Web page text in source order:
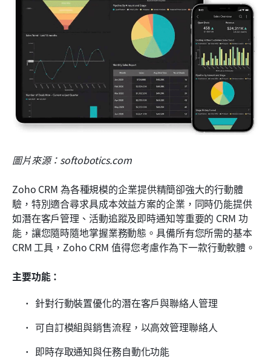
圖片來源：softobotics.com
Zoho CRM 為各種規模的企業提供精簡卻強大的行動體
驗，特別適合尋求具成本效益方案的企業，同時仍能提供
如潛在客戶管理、活動追蹤及即時通知等重要的 CRM 功
能，讓您隨時隨地掌握業務動態。具備所有您所需的基本
CRM 工具，Zoho CRM 值得您考慮作為下一款行動軟體。
主要功能：
針對行動裝置優化的潛在客戶與聯絡人管理
可自訂模組與銷售流程，以高效管理聯絡人
即時存取通知與任務自動化功能